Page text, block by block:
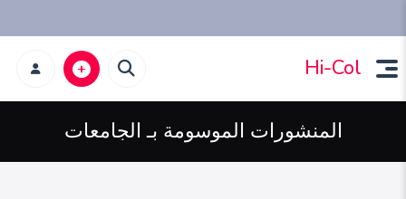
Hi-Col
المنشورات الموسومة بـ الجامعات